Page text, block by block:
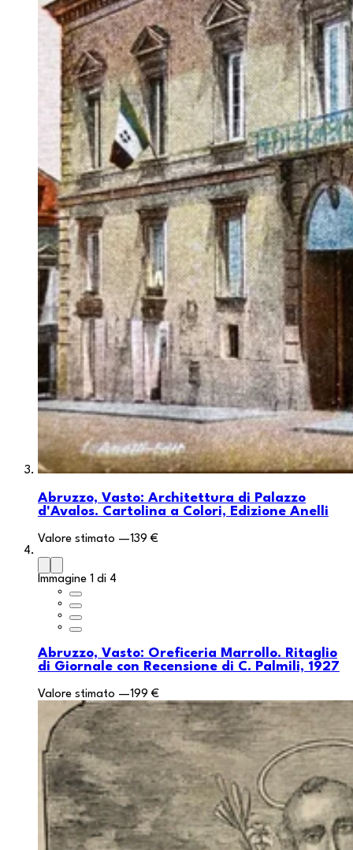
Abruzzo, Vasto: Architettura di Palazzo
d'Avalos. Cartolina a Colori, Edizione Anelli
Valore stimato —139 €
Immagine 1 di 4
Abruzzo, Vasto: Oreficeria Marrollo. Ritaglio
di Giornale con Recensione di C. Palmili, 1927
Valore stimato —199 €